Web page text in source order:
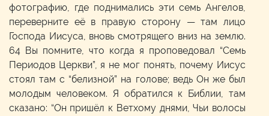
фотографию, где поднимались эти семь Ангелов,
переверните её в правую сторону — там лицо
Господа Иисуса, вновь смотрящего вниз на землю.
64 Вы помните, что когда я проповедовал “Семь
Периодов Церкви”, я не мог понять, почему Иисус
стоял там с “белизной” на голове; ведь Он же был
молодым человеком. Я обратился к Библии, там
сказано: “Он пришёл к Ветхому днями, Чьи волосы